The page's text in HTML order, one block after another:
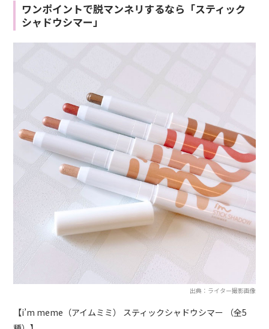
ワンポイントで脱マンネリするなら「スティック
シャドウシマー」
出典：ライター撮影画像
【i’m meme（アイムミミ） スティックシャドウシマー （全5